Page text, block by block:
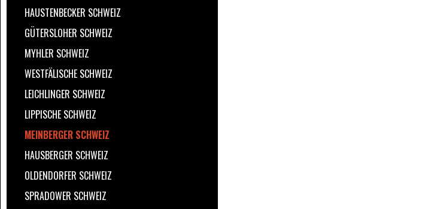
HAUSTENBECKER SCHWEIZ
GÜTERSLOHER SCHWEIZ
MYHLER SCHWEIZ
WESTFÄLISCHE SCHWEIZ
LEICHLINGER SCHWEIZ
LIPPISCHE SCHWEIZ
MEINBERGER SCHWEIZ
HAUSBERGER SCHWEIZ
OLDENDORFER SCHWEIZ
SPRADOWER SCHWEIZ